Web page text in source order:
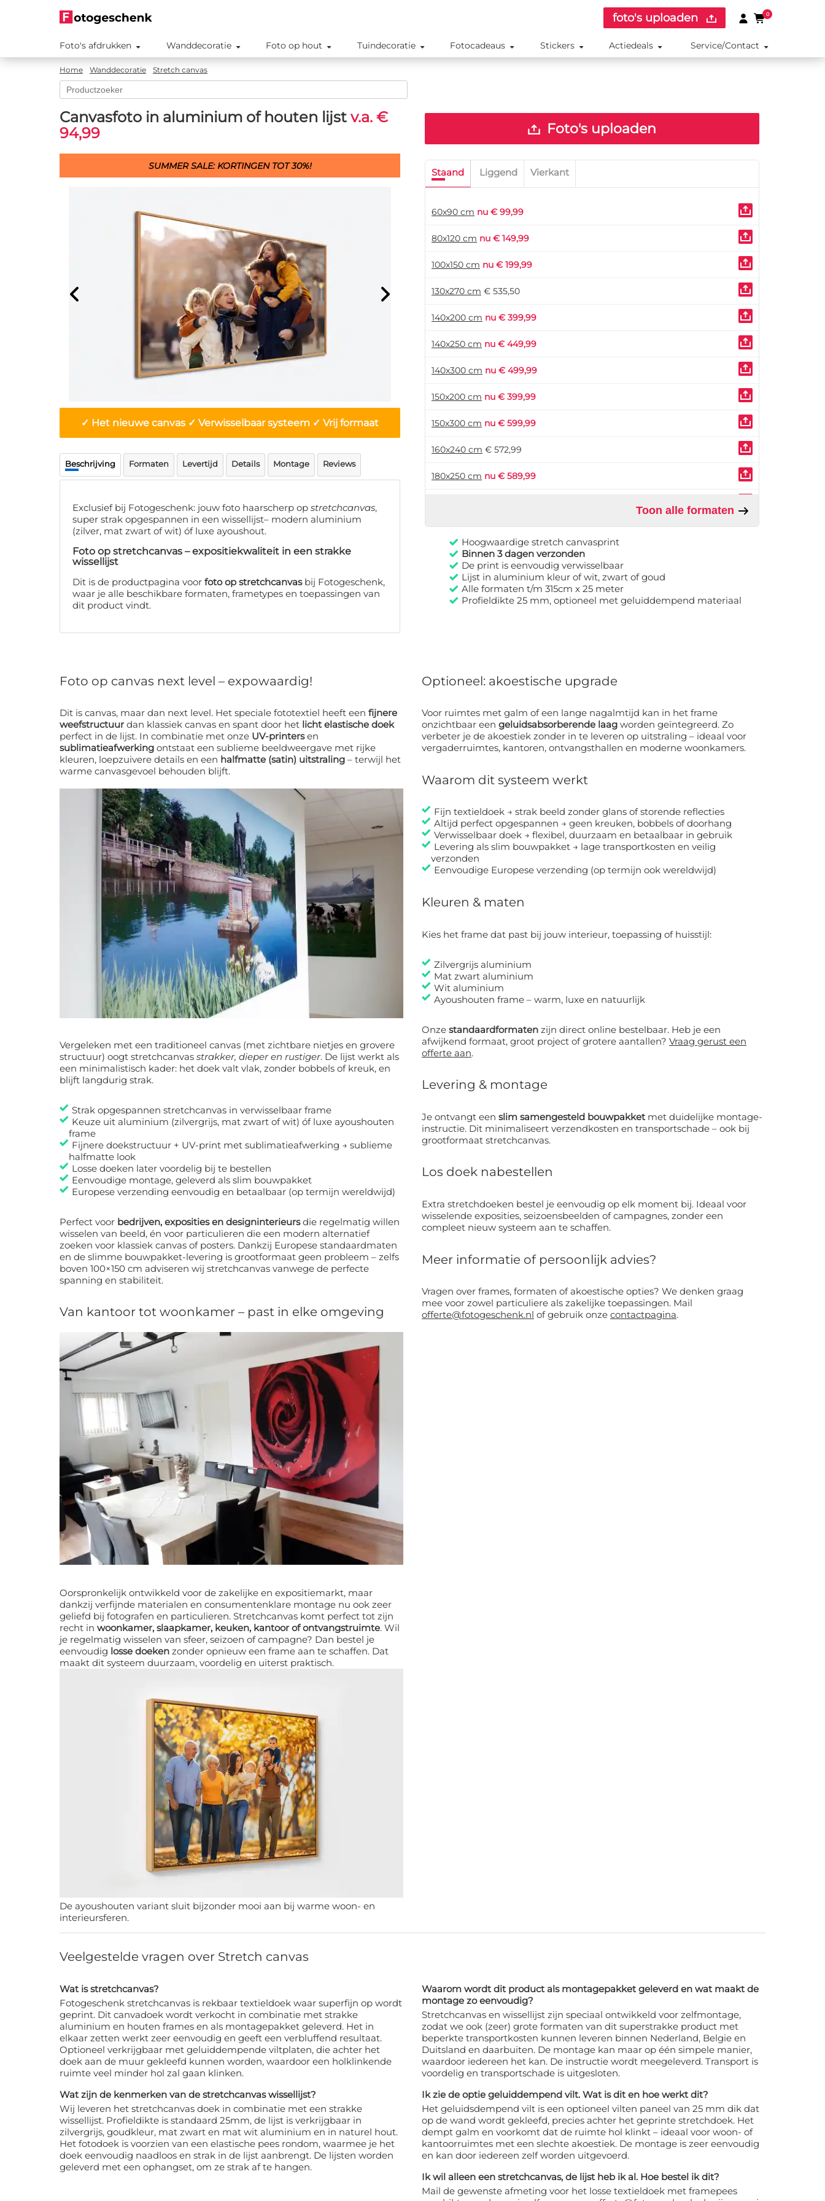
foto's uploaden 0
Foto's afdrukken Wanddecoratie Foto op hout Tuindecoratie Fotocadeaus Stickers Actiedeals Service/Contact
Home Wanddecoratie Stretch canvas
Canvasfoto in aluminium of houten lijst v.a. €
94,99
SUMMER SALE: KORTINGEN TOT 30%!
✓ Het nieuwe canvas ✓ Verwisselbaar systeem ✓ Vrij formaat
Beschrijving Formaten Levertijd Details Montage Reviews
Exclusief bij Fotogeschenk: jouw foto haarscherp op stretchcanvas,
super strak opgespannen in een wissellijst– modern aluminium
(zilver, mat zwart of wit) óf luxe ayoushout.
Foto op stretchcanvas – expositiekwaliteit in een strakke
wissellijst
Dit is de productpagina voor foto op stretchcanvasbij Fotogeschenk,
waar je alle beschikbare formaten, frametypes en toepassingen van
dit product vindt.
Foto's uploaden
Staand Liggend Vierkant
60x90 cm nu € 99,99
80x120 cm nu € 149,99
100x150 cm nu € 199,99
130x270 cm € 535,50
140x200 cm nu € 399,99
140x250 cm nu € 449,99
140x300 cm nu € 499,99
150x200 cm nu € 399,99
150x300 cm nu € 599,99
160x240 cm € 572,99
180x250 cm nu € 589,99
200x300 cm nu € 649,99
Toon alle formaten
Hoogwaardige stretch canvasprint
Binnen 3 dagen verzonden
De print is eenvoudig verwisselbaar
Lijst in aluminium kleur of wit, zwart of goud
Alle formaten t/m 315cm x 25 meter
Profieldikte 25 mm, optioneel met geluiddempend materiaal
Foto op canvas next level – expowaardig!
Dit is canvas, maar dan next level. Het speciale fototextiel heeft een fijnere
weefstructuur dan klassiek canvas en spant door het licht elastische doek
perfect in de lijst. In combinatie met onze UV-printersen
sublimatieafwerking ontstaat een sublieme beeldweergave met rijke
kleuren, loepzuivere details en een halfmatte (satin) uitstraling – terwijl het
warme canvasgevoel behouden blijft.
Vergeleken met een traditioneel canvas (met zichtbare nietjes en grovere
structuur) oogt stretchcanvas strakker, dieper en rustiger. De lijst werkt als
een minimalistisch kader: het doek valt vlak, zonder bobbels of kreuk, en
blijft langdurig strak.
Strak opgespannen stretchcanvas in verwisselbaar frame
Keuze uit aluminium (zilvergrijs, mat zwart of wit) óf luxe ayoushouten
frame
Fijnere doekstructuur + UV-print met sublimatieafwerking → sublieme
halfmatte look
Losse doeken later voordelig bij te bestellen
Eenvoudige montage, geleverd als slim bouwpakket
Europese verzending eenvoudig en betaalbaar (op termijn wereldwijd)
Perfect voor bedrijven, exposities en designinterieursdie regelmatig willen
wisselen van beeld, én voor particulieren die een modern alternatief
zoeken voor klassiek canvas of posters. Dankzij Europese standaardmaten
en de slimme bouwpakket-levering is grootformaat geen probleem – zelfs
boven 100×150 cm adviseren wij stretchcanvas vanwege de perfecte
spanning en stabiliteit.
Van kantoor tot woonkamer – past in elke omgeving
Oorspronkelijk ontwikkeld voor de zakelijke en expositiemarkt, maar
dankzij verfijnde materialen en consumentenklare montage nu ook zeer
geliefd bij fotografen en particulieren. Stretchcanvas komt perfect tot zijn
recht in woonkamer, slaapkamer, keuken, kantoor of ontvangstruimte. Wil
je regelmatig wisselen van sfeer, seizoen of campagne? Dan bestel je
eenvoudig losse doeken zonder opnieuw een frame aan te schaffen. Dat
maakt dit systeem duurzaam, voordelig en uiterst praktisch.
De ayoushouten variant sluit bijzonder mooi aan bij warme woon- en
interieursferen.
Optioneel: akoestische upgrade
Voor ruimtes met galm of een lange nagalmtijd kan in het frame
onzichtbaar een geluidsabsorberende laag worden geïntegreerd. Zo
verbeter je de akoestiek zonder in te leveren op uitstraling – ideaal voor
vergaderruimtes, kantoren, ontvangsthallen en moderne woonkamers.
Waarom dit systeem werkt
Fijn textieldoek → strak beeld zonder glans of storende reflecties
Altijd perfect opgespannen → geen kreuken, bobbels of doorhang
Verwisselbaar doek → flexibel, duurzaam en betaalbaar in gebruik
Levering als slim bouwpakket → lage transportkosten en veilig
verzonden
Eenvoudige Europese verzending (op termijn ook wereldwijd)
Kleuren & maten
Kies het frame dat past bij jouw interieur, toepassing of huisstijl:
Zilvergrijs aluminium
Mat zwart aluminium
Wit aluminium
Ayoushouten frame – warm, luxe en natuurlijk
Onze standaardformaten zijn direct online bestelbaar. Heb je een
afwijkend formaat, groot project of grotere aantallen? Vraag gerust een
offerte aan.
Levering & montage
Je ontvangt een slim samengesteld bouwpakket met duidelijke montage-
instructie. Dit minimaliseert verzendkosten en transportschade – ook bij
grootformaat stretchcanvas.
Los doek nabestellen
Extra stretchdoeken bestel je eenvoudig op elk moment bij. Ideaal voor
wisselende exposities, seizoensbeelden of campagnes, zonder een
compleet nieuw systeem aan te schaffen.
Meer informatie of persoonlijk advies?
Vragen over frames, formaten of akoestische opties? We denken graag
mee voor zowel particuliere als zakelijke toepassingen. Mail
offerte@fotogeschenk.nl of gebruik onze contactpagina.
Veelgestelde vragen over Stretch canvas
Wat is stretchcanvas?
Fotogeschenk stretchcanvas is rekbaar textieldoek waar superfijn op wordt
geprint. Dit canvadoek wordt verkocht in combinatie met strakke
aluminium en houten frames en als montagepakket geleverd. Het in
elkaar zetten werkt zeer eenvoudig en geeft een verbluffend resultaat.
Optioneel verkrijgbaar met geluiddempende viltplaten, die achter het
doek aan de muur gekleefd kunnen worden, waardoor een holklinkende
ruimte veel minder hol zal gaan klinken.
Wat zijn de kenmerken van de stretchcanvas wissellijst?
Wij leveren het stretchcanvas doek in combinatie met een strakke
wissellijst. Profieldikte is standaard 25mm, de lijst is verkrijgbaar in
zilvergrijs, goudkleur, mat zwart en mat wit aluminium en in naturel hout.
Het fotodoek is voorzien van een elastische pees rondom, waarmee je het
doek eenvoudig naadloos en strak in de lijst aanbrengt. De lijsten worden
geleverd met een ophangset, om ze strak af te hangen.
Waarom wordt dit product als montagepakket geleverd en wat maakt de
montage zo eenvoudig?
Stretchcanvas en wissellijst zijn speciaal ontwikkeld voor zelfmontage,
zodat we ook (zeer) grote formaten van dit superstrakke product met
beperkte transportkosten kunnen leveren binnen Nederland, Belgie en
Duitsland en daarbuiten. De montage kan maar op één simpele manier,
waardoor iedereen het kan. De instructie wordt meegeleverd. Transport is
voordelig en transportschade is uitgesloten.
Ik zie de optie geluiddempend vilt. Wat is dit en hoe werkt dit?
Het geluidsdempend vilt is een optioneel vilten paneel van 25 mm dik dat
op de wand wordt gekleefd, precies achter het geprinte stretchdoek. Het
dempt galm en voorkomt dat de ruimte hol klinkt – ideaal voor woon- of
kantoorruimtes met een slechte akoestiek. De montage is zeer eenvoudig
en kan door iedereen zelf worden uitgevoerd.
Ik wil alleen een stretchcanvas, de lijst heb ik al. Hoe bestel ik dit?
Mail de gewenste afmeting voor het losse textieldoek met framepees